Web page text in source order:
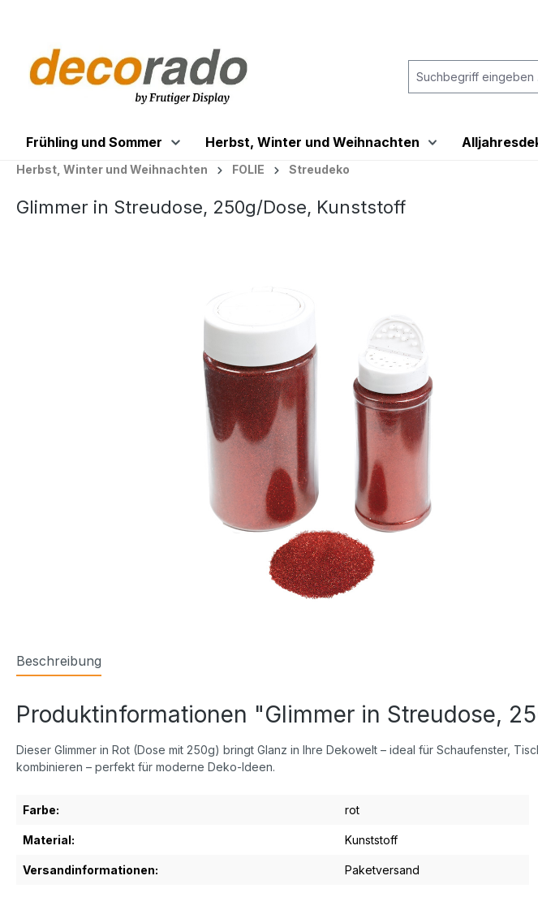
Frühling und Sommer Herbst, Winter und Weihnachten
Herbst, Winter und Weihnachten FOLIE Streudeko
Glimmer in Streudose, 250g/Dose, Kunststoff
Beschreibung
Produktinformationen "Glimmer in Streudose,
Dieser Glimmer in Rot (Dose mit 250g) bringt Glanz in Ihre Dekowelt – ideal für Schaufenster,
kombinieren – perfekt für moderne Deko-Ideen.
Farbe: rot
Material: Kunststoff
Versandinformationen: Paketversand